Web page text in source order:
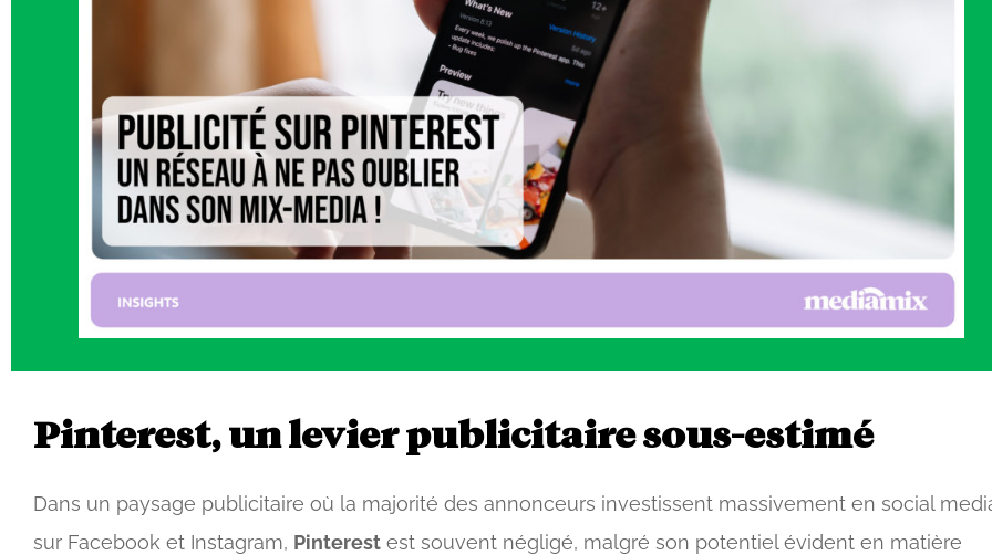
Pinterest, un levier publicitaire sous-estimé
Dans un paysage publicitaire où la majorité des annonceurs investissent massivement en social
sur Facebook et Instagram, Pinterest est souvent négligé, malgré son potentiel évident en matière